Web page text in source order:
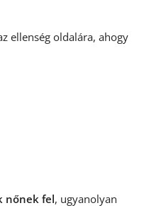
ellenség oldalára, ahogy
nőnek fel, ugyanolyan